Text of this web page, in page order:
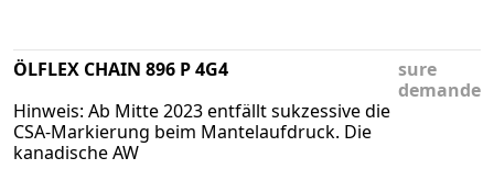
ÖLFLEX CHAIN 896 P 4G4
Hinweis: Ab Mitte 2023 entfällt sukzessive die
CSA-Markierung beim Mantelaufdruck. Die
kanadische AW
sure
demande